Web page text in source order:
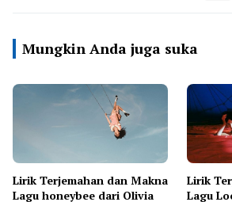
Mungkin Anda juga suka
Lirik Terjemahan dan Makna
Lagu honeybee dari Olivia
Lirik
Lagu